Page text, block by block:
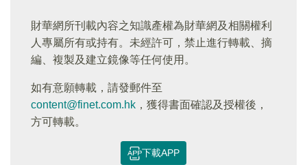
財華網所刊載內容之知識產權為財華網及相關權利
人專屬所有或持有。未經許可，禁止進行轉載、摘
編、複製及建立鏡像等任何使用。
如有意願轉載，請發郵件至
content@finet.com.hk ，獲得書面確認及授權後，
方可轉載。
下載APP